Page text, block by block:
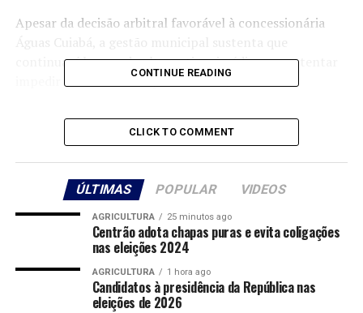
Apesar da decisão arbitral favorável à concessionária
continuará buscando alternativas jurídicas para tentar
impedir ou reduzir o impacto do reajuste sobre a
instrumentos administrativos e judiciais disponíveis
sejam utilizados na defesa dos consumidores.
De acordo com o município, a discussão está relacionada
à primeira revisão ordinária do contrato de concessão,
firmado em 2012, e envolve fatos ocorridos entre 2013 e
2019. A sentença arbitral que reconheceu o direito ao
reequilíbrio econômico-financeiro do contrato foi
baseada em atos administrativos e pareceres emitidos
antes da atual gestão.
CONTINUE READING
CLICK TO COMMENT
ÚLTIMAS POPULAR VIDEOS
AGRICULTURA 25 minutos ago
Centrão adota chapas puras e evita coligações
nas eleições 2024
AGRICULTURA 1 hora ago
Candidatos à presidência da República nas
eleições de 2026